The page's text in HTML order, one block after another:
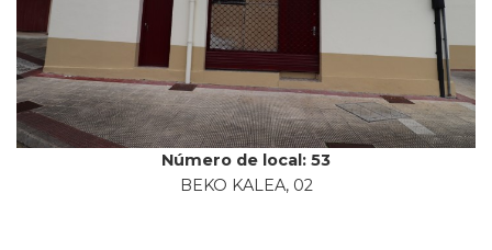
Número de local: 53
BEKO KALEA, 02